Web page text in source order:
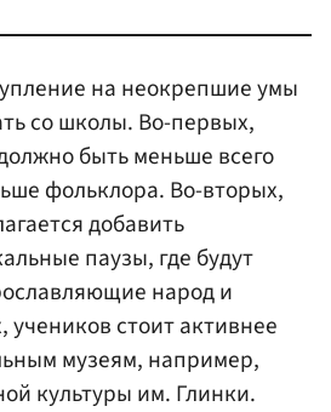
на неокрепшие умы
со школы. Во-первых,
быть меньше всего
фольклора. Во-вторых,
добавить
паузы, где будут
народ и
учеников стоит активнее
музеям, например,
культуры им. Глинки.